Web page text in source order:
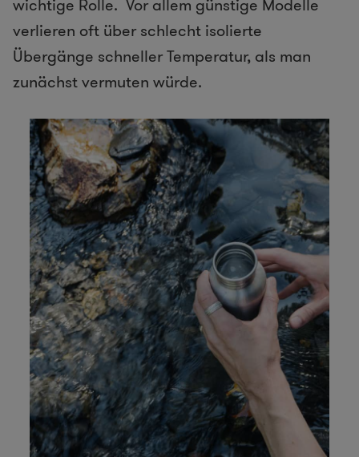
wichtige Rolle. Vor allem günstige Modelle
verlieren oft über schlecht isolierte
Übergänge schneller Temperatur, als man
zunächst vermuten würde.